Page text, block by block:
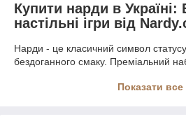
Купити нарди в Україні:
настільні ігри від
Нарди - це класичний символ
бездоганного смаку. Преміальний
людини, у якої є все. В інтернет-
Показати все